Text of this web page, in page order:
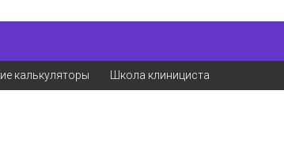
калькуляторы Школа клинициста